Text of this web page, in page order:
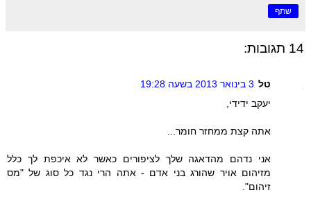
שתף
14 תגובות:
טל 3 בינואר 2013 בשעה 19:28
יעקב ידידי,
אתה קצת ממחזר חומר...
אני נדהם מהדאגה שלך לציפורים כאשר לא איכפת לך כלל
מזיהום אויר שהורג בני אדם - אתה הרי נגד כל סוג של "מס
זיהום".